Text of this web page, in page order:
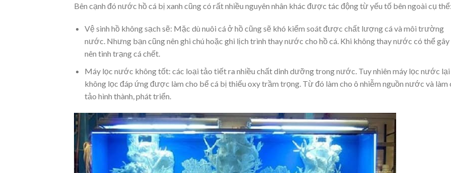
Bên cạnh đó nước hồ cá bị xanh cũng có rất nhiều nguyên nhân khác được tác động từ yếu tố bên ngoài cụ
Vệ sinh hồ không sạch sẽ: Mặc dù nuôi cá ở hồ cũng sẽ khó kiểm soát được chất lượng cá và môi trường
nước. Nhưng bạn cũng nên ghi chú hoặc ghi lịch trình thay nước cho hồ cá. Khi không thay nước có thể gây
nên tình trạng cá chết.
Máy lọc nước không tốt: các loại tảo tiết ra nhiều chất dinh dưỡng trong nước. Tuy nhiên máy lọc nước lại
không lọc đáp ứng được làm cho bể cá bị thiếu oxy trầm trọng. Từ đó làm cho ô nhiễm nguồn nước và làm
tảo hình thành, phát triển.